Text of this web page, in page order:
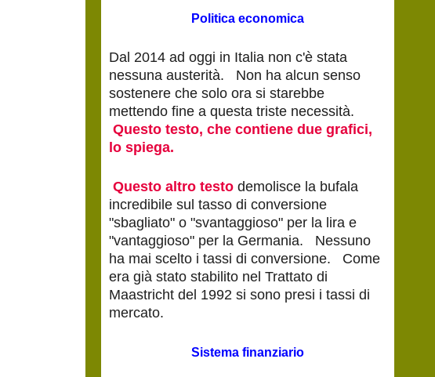
Politica economica
Dal 2014 ad oggi in Italia non c'è stata
nessuna austerità. Non ha alcun senso
sostenere che solo ora si starebbe
mettendo fine a questa triste necessità.
Questo testo, che contiene due grafici,
lo spiega.
Questo altro testo demolisce la bufala
incredibile sul tasso di conversione
"sbagliato" o "svantaggioso" per la lira e
"vantaggioso" per la Germania. Nessuno
ha mai scelto i tassi di conversione. Come
era già stato stabilito nel Trattato di
Maastricht del 1992 si sono presi i tassi di
mercato.
Sistema finanziario